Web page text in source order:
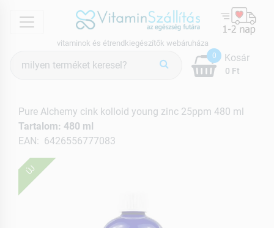
menu
vitaminok és étrendkiegészítők webáruháza
keresés
0
0 Ft
Kosár
ÚJ
Pure Alchemy cink kolloid young zinc 25ppm 480 ml
Tartalom: 480 ml
EAN: 6426556777083